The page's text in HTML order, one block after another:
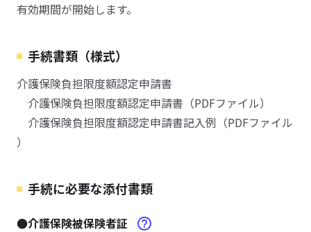
有効期間が開始します。
手続書類（様式）
介護保険負担限度額認定申請書
介護保険負担限度額認定申請書（PDFファイル）
介護保険負担限度額認定申請書記入例（PDFファイル
）
手続に必要な添付書類
●介護保険被保険者証